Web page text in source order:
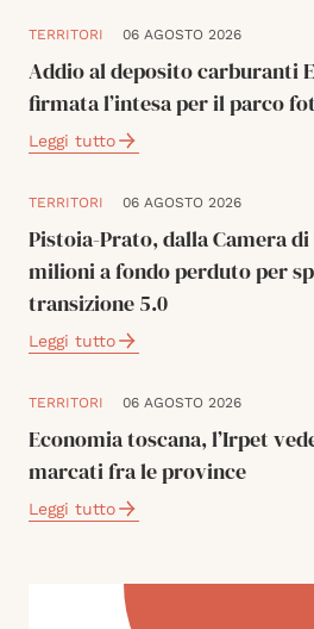
TERRITORI 06 AGOSTO 2026
Addio al deposito carburanti
firmata l’intesa per il parco
Leggi tutto
TERRITORI 06 AGOSTO 2026
Pistoia-Prato, dalla Camera
milioni a fondo perduto per
transizione 5.0
Leggi tutto
TERRITORI 06 AGOSTO 2026
Economia toscana, l’Irpet
marcati fra le province
Leggi tutto